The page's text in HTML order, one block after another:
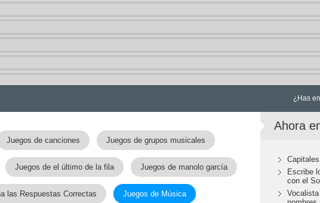
¿Has
Juegos de canciones Juegos de grupos musicales
Juegos de el último de la fila Juegos de manolo garcía
las Respuestas Correctas Juegos de Música
Ahora
Escribe
con el Sol